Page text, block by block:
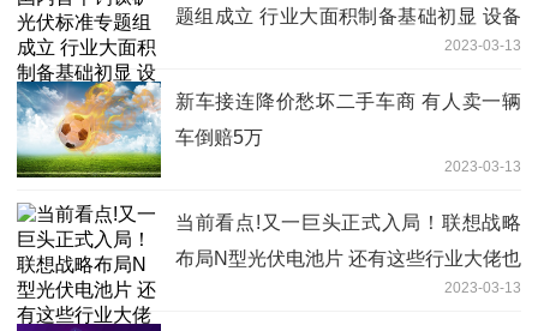
题组成立 行业大面积制备基础初显 设备
2023-03-13
新车接连降价愁坏二手车商 有人卖一辆
车倒赔5万
2023-03-13
当前看点!又一巨头正式入局！联想战略
布局N型光伏电池片 还有这些行业大佬也
2023-03-13